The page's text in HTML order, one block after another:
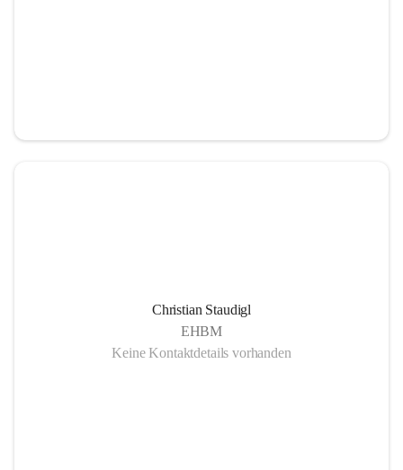
Christian Staudigl
EHBM
Keine Kontaktdetails vorhanden